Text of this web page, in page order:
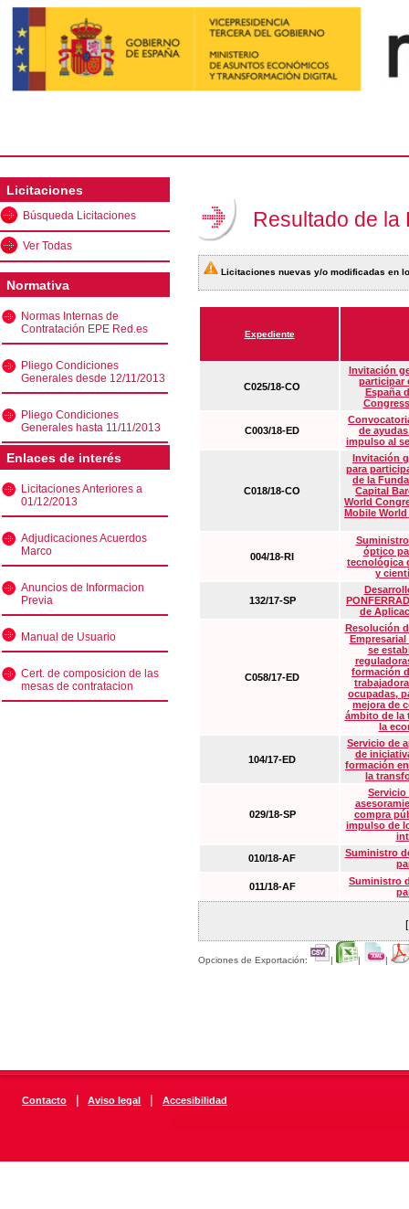
Licitaciones
Búsqueda Licitaciones
Ver Todas
Normativa
Normas Internas de
Contratación EPE Red.es
Pliego Condiciones
Generales desde 12/11/2013
Pliego Condiciones
Generales hasta 11/11/2013
Enlaces de interés
Licitaciones Anteriores a
01/12/2013
Adjudicaciones Acuerdos
Marco
Anuncios de Informacion
Previa
Manual de Usuario
Cert. de composicion de las
mesas de contratacion
Resultado de la
Licitaciones nuevas y/o modificadas en
Expediente
C025/18-CO
Invitación
participar
España
C003/18-ED
de
impulso al
C018/18-CO
Invitación
para
de la
Capital
World
Mobile
004/18-RI
óptico
tecnológica
y
132/17-SP
de
C058/17-ED
Resolución
Empresarial
se
formación
ocupadas,
mejora de
ámbito de la
la
104/17-ED
Servicio de
de
formación
la
029/18-SP
Servicio
compra
impulso de
010/18-AF
Suministro
011/18-AF
Suministro
Opciones de Exportación: | | |
Contacto | Aviso legal | Accesibilidad